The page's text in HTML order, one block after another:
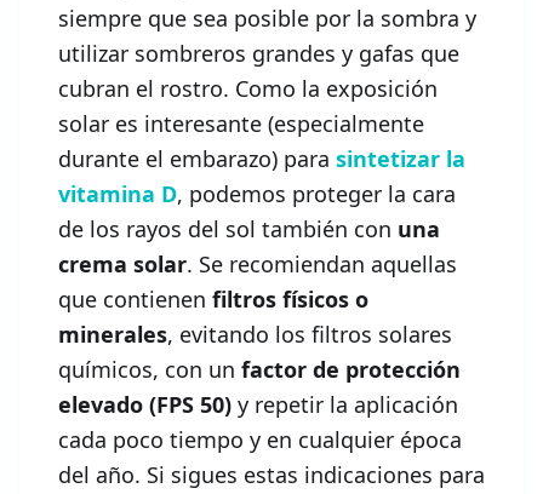
siempre que sea posible por la sombra y
utilizar sombreros grandes y gafas que
cubran el rostro. Como la exposición
solar es interesante (especialmente
durante el embarazo) para sintetizar la
vitamina D, podemos proteger la cara
de los rayos del sol también con una
crema solar. Se recomiendan aquellas
que contienen filtros físicos o
minerales, evitando los filtros solares
químicos, con un factor de protección
elevado (FPS 50) y repetir la aplicación
cada poco tiempo y en cualquier época
del año. Si sigues estas indicaciones para